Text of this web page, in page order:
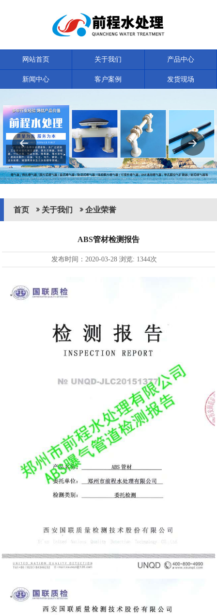
网站首页 关于我们 产品中心
新闻中心 客户案例 发货现场
首页 关于我们 企业荣誉
ABS管材检测报告
发布时间： 2020-03-28 浏览: 1344次